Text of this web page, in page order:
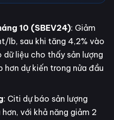
10 (SBEV24): Giảm
lb, sau khi tăng 4,2% vào
dữ liệu cho thấy sản lượng
hơn dự kiến trong nửa đầu
: Citi dự báo sản lượng
với khả năng giảm 2